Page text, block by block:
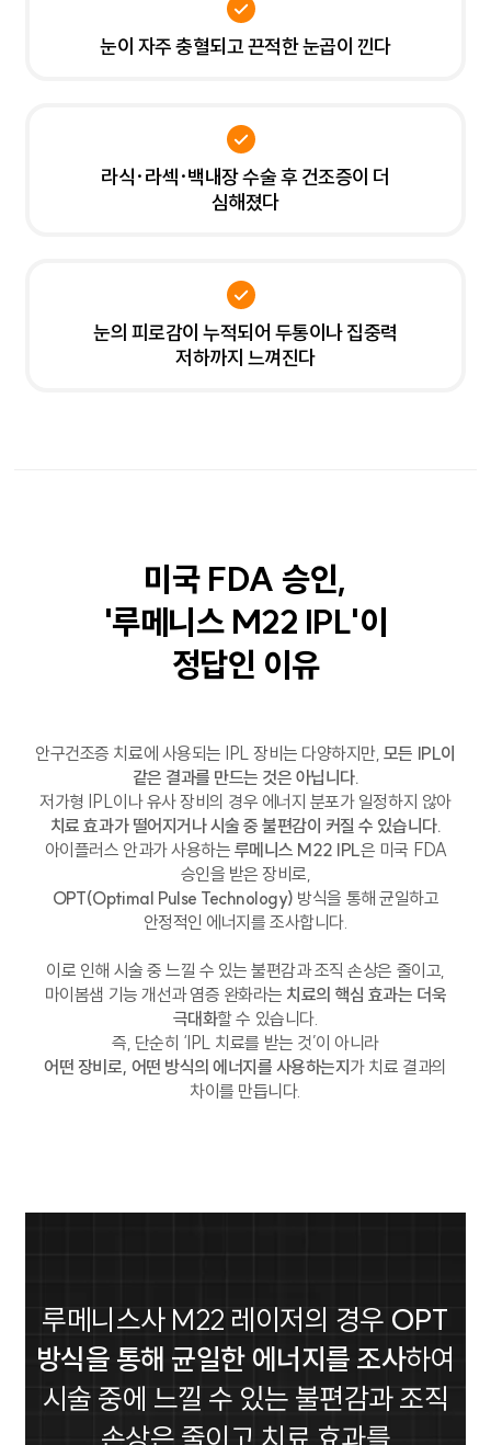
눈이 자주 충혈되고 끈적한 눈곱이 낀다
라식·라섹·백내장 수술 후 건조증이 더
심해졌다
눈의 피로감이 누적되어 두통이나 집중력
저하까지 느껴진다
미국 FDA 승인,
'루메니스 M22 IPL'이
정답인 이유
안구건조증 치료에 사용되는 IPL 장비는 다양하지만, 모든 IPL이
같은 결과를 만드는 것은 아닙니다.
저가형 IPL이나 유사 장비의 경우 에너지 분포가 일정하지 않아
치료 효과가 떨어지거나 시술 중 불편감이 커질 수 있습니다.
아이플러스 안과가 사용하는 루메니스 M22 IPL은 미국 FDA
승인을 받은 장비로,
OPT(Optimal Pulse Technology) 방식을 통해 균일하고
안정적인 에너지를 조사합니다.
이로 인해 시술 중 느낄 수 있는 불편감과 조직 손상은 줄이고,
마이봄샘 기능 개선과 염증 완화라는 치료의 핵심 효과는 더욱
극대화할 수 있습니다.
즉, 단순히 ‘IPL 치료를 받는 것’이 아니라
어떤 장비로, 어떤 방식의 에너지를 사용하는지가 치료 결과의
차이를 만듭니다.
루메니스사 M22 레이저의 경우 OPT
방식을 통해 균일한 에너지를 조사하여
시술 중에 느낄 수 있는 불편감과 조직
손상은 줄이고 치료 효과를